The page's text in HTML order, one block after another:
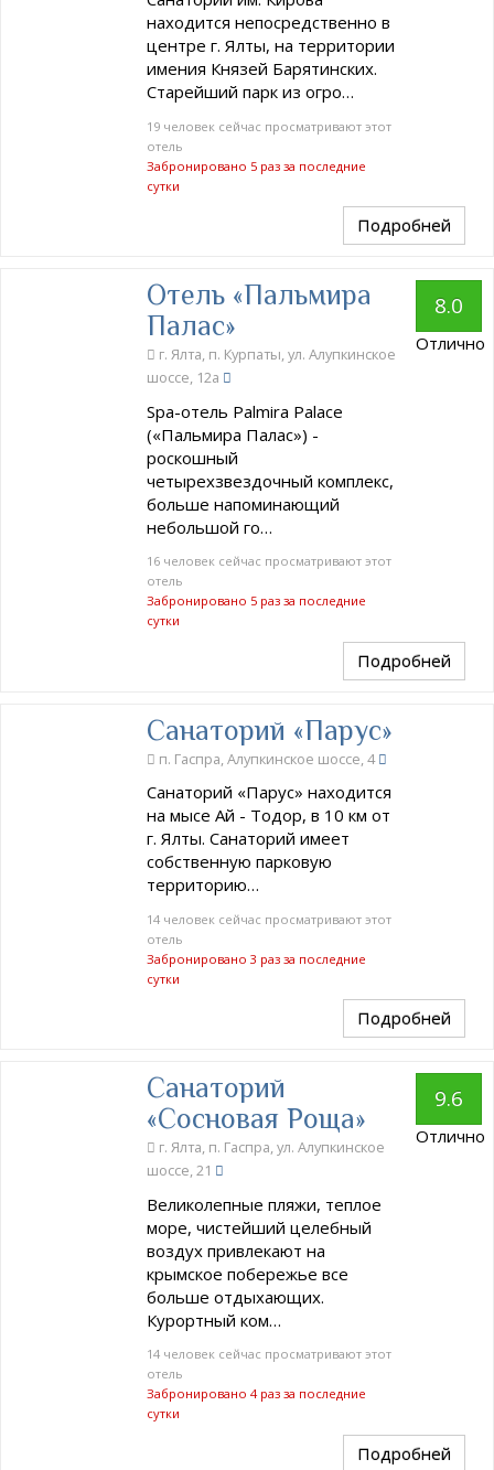
находится непосредственно в
центре г. Ялты, на территории
имения Князей Барятинских.
Старейший парк из огро…
19 человек сейчас просматривают этот
отель
Забронировано 5 раз за последние
сутки
Подробней
Отель «Пальмира
Палас»
г. Ялта, п. Курпаты, ул. Алупкинское
шоссе, 12а
Spa-отель Palmira Palace
(«Пальмира Палас») -
роскошный
четырехзвездочный комплекс,
больше напоминающий
небольшой го…
16 человек сейчас просматривают этот
отель
Забронировано 5 раз за последние
сутки
8.0
Отлично
Подробней
Санаторий «Парус»
п. Гаспра, Алупкинское шоссе, 4
Санаторий «Парус» находится
на мысе Ай - Тодор, в 10 км от
г. Ялты. Санаторий имеет
собственную парковую
территорию…
14 человек сейчас просматривают этот
отель
Забронировано 3 раз за последние
сутки
Подробней
Санаторий
«Сосновая Роща»
г. Ялта, п. Гаспра, ул. Алупкинское
шоссе, 21
Великолепные пляжи, теплое
море, чистейший целебный
воздух привлекают на
крымское побережье все
больше отдыхающих.
Курортный ком…
14 человек сейчас просматривают этот
отель
Забронировано 4 раз за последние
сутки
9.6
Отлично
Подробней